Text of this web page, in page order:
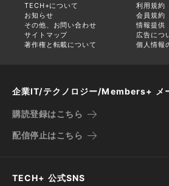
TECH+について
利用規約
お知らせ
会員規約
その他、お問い合わせ
情報提供
サイトマップ
広告につ
著作権と転載について
個人情報
企業IT/テクノロジー/Members+ メ
購読登録はこちら
配信停止はこちら
TECH+ 公式SNS